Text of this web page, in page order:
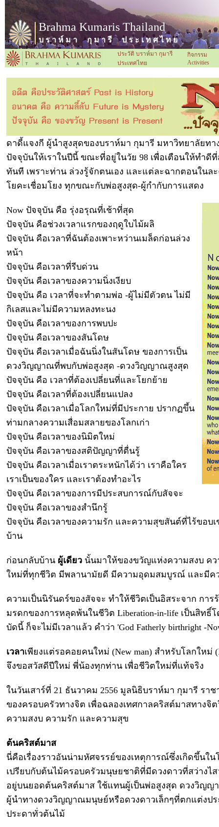
Brahma Kumaris Thailand
บ ร า ห์ ม า กุ ม า รี ป ร ะ เ ท ศ ไ ท ย
ประวัติ บราห์มา กุมารี
ประเทศไทย
กิจกรรม
Activities
ดาดี้แจงกี ผู้นำสูงสุดของบราห์มา กุมารี มหาวิทยาลัยท
ปัจจุบันให้เราในปีนี้ ขณะที่อยู่ในวัย 98 เพื่อเตือนให้ทำดี
ทันที เพราะท่าน ล่วงรู้จักตนเอง และแต่ละฉากตอนในล
โยคะเชื่อมโยง ทุกขณะกับพ่อสูงสุด-ผู้กำกับการแสดง
Now ปัจจุบัน คือ รุ่งอรุณที่เช้าที่สุด
ปัจจุบัน คือช่วงเวลาแรกของฤดูใบไม้ผลิ
ปัจจุบัน คือเวลาที่ฉันต้องเพาะหว่านเมล็ดก่อนล่วง
หน้า
ปัจจุบัน คือเวลาที่รีบด่วน
ปัจจุบัน คือเวลาของความนิ่งเงียบ
ปัจจุบัน คือ เวลาที่จะทำตามพ่อ -ผู้ไม่มีตัวตน ไม่มี
กิเลสและไม่มีความหลงทะนง
ปัจจุบัน คือเวลาของการพบปะ
ปัจจุบัน คือเวลาของสันโดษ
ปัจจุบัน คือเวลาเมื่อฉันนิ่งในสันโดษ ของการเป็น
ดวงวิญญาณที่พบกับพ่อสูงสุด -ดวงวิญญาณสูงสุด
ปัจจุบัน คือ เวลาที่ต้องเปลี่ยนที่และโยกย้าย
ปัจจุบัน คือเวลาที่ต้องเปลี่ยนแปลง
ปัจจุบัน คือเวลาเมื่อโลกใหม่ที่มีประกาย ปรากฏขึ้น
ท่ามกลางความเสื่อมสลายของโลกเก่า
ปัจจุบัน คือเวลาของนิมิตใหม่
ปัจจุบัน คือเวลาของสติปัญญาที่ตื่นรู้
ปัจจุบัน คือเวลาเมื่อเราตระหนักได้ว่า เราคือใคร
เราเป็นของใคร และเราต้องทำอะไร
ปัจจุบัน คือเวลาของการมีประสบการณ์กับสัจจะ
ปัจจุบัน คือเวลาของสำนึกรู้
ปัจจุบัน คือเวลาของความรัก และความสุขสันต์ที่ไร้ขอบ
บ้าน
ก่อนกลับบ้าน ผู้เดียว นั้นมาให้ของขวัญแห่งความสงบ ค
ใหม่ที่ทุกชีวิต มีพลานามัยดี มีความอุดมสมบูรณ์ และมีค
ความเป็นนิรันดร์ของสัจจะ ทำให้ชีวิตเป็นอิสระจาก การ
มรดกของการหลุดพ้นในชีวิต Liberation-in-life เป็นสิทธิ์
บัดนี้ ก็จะไม่มีเวลาแล้ว คำว่า 'God Fatherly birthright -
เวลาเพียงแต่รอคอยคนใหม่ (New man) สำหรับโลกใหม่
จึงขอสวัสดีปีใหม่ พี่น้องทุกท่าน เพื่อชีวิตใหม่ที่แท้จริง
ในวันเสาร์ที่ 21 ธันวาคม 2556 มูลนิธิบราห์มา กุมารี ร
ของครอบครัวทางจิต เพื่อฉลองเทศกาลคริสต์มาสทาง
ความสงบ ความรัก และความสุข
ต้นคริสต์มาส
นี่คือเรื่องราวอันน่ามหัศจรรย์ของเหตุการณ์ซึ่งเกิดขึ้นใน
เปรียบกับต้นไม้ครอบครัวมนุษยชาติที่มีดวงดาวที่สว่างไ
อยู่บนยอดต้นคริสต์มาส ใช้แทนผู้เป็นพ่อสูงสุด ดวงวิญญ
ผู้นำทางดวงวิญญาณมนุษย์หรือดวงดาวเล็กๆที่ตกแต่งป
ประดาทั่วต้นไม้